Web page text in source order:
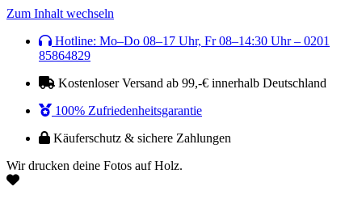
Zum Inhalt wechseln
Hotline: Mo–Do 08–17 Uhr, Fr 08–14:30 Uhr – 0201
85864829
Kostenloser Versand ab 99,-€ innerhalb Deutschland
100% Zufriedenheitsgarantie
Käuferschutz & sichere Zahlungen
Wir drucken deine Fotos auf Holz.